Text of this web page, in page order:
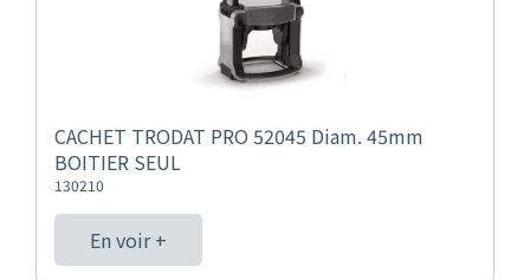
CACHET TRODAT PRO 52045 Diam. 45mm
BOITIER SEUL
130210
En voir +